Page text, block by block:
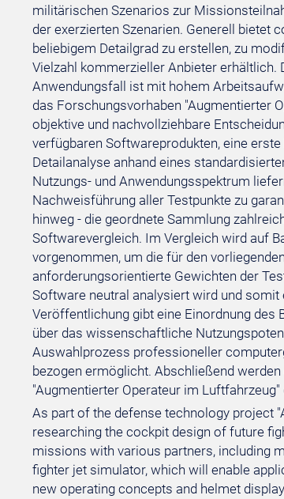
militärischen Szenarios zur
der exerzierten Szenarien. Generell
beliebigem Detailgrad zu erstellen, zu
Vielzahl kommerzieller Anbieter erhältlich.
Anwendungsfall ist mit hohem
das Forschungsvorhaben "Augmentierter
objektive und nachvollziehbare
verfügbaren Softwareprodukten, eine
Detailanalyse anhand eines
Nutzungs- und Anwendungsspektrum
Nachweisführung aller Testpunkte zu
hinweg - die geordnete Sammlung
Softwarevergleich. Im Vergleich wird auf
vorgenommen, um die für den
anforderungsorientierte Gewichten der
Software neutral analysiert wird und
Veröffentlichung gibt eine Einordnung
über das wissenschaftliche
Auswahlprozess professioneller
bezogen ermöglicht. Abschließend
"Augmentierter Operateur im Luftfahrzeug"
As part of the defense technology project
researching the cockpit design of future
missions with various partners, including
fighter jet simulator, which will enable
new operating concepts and helmet